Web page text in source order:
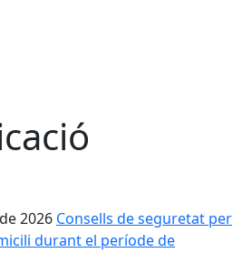
2026 Consells de seguretat per
durant el període de